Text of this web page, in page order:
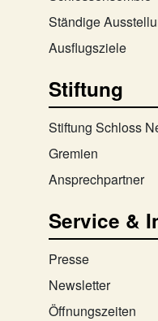
Ständige
Ausflugsziele
Stiftung
Stiftung Schloss
Gremien
Ansprechpartner
Service &
Presse
Newsletter
Öffnungszeiten